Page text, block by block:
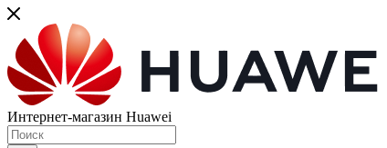
Интернет-магазин Huawei